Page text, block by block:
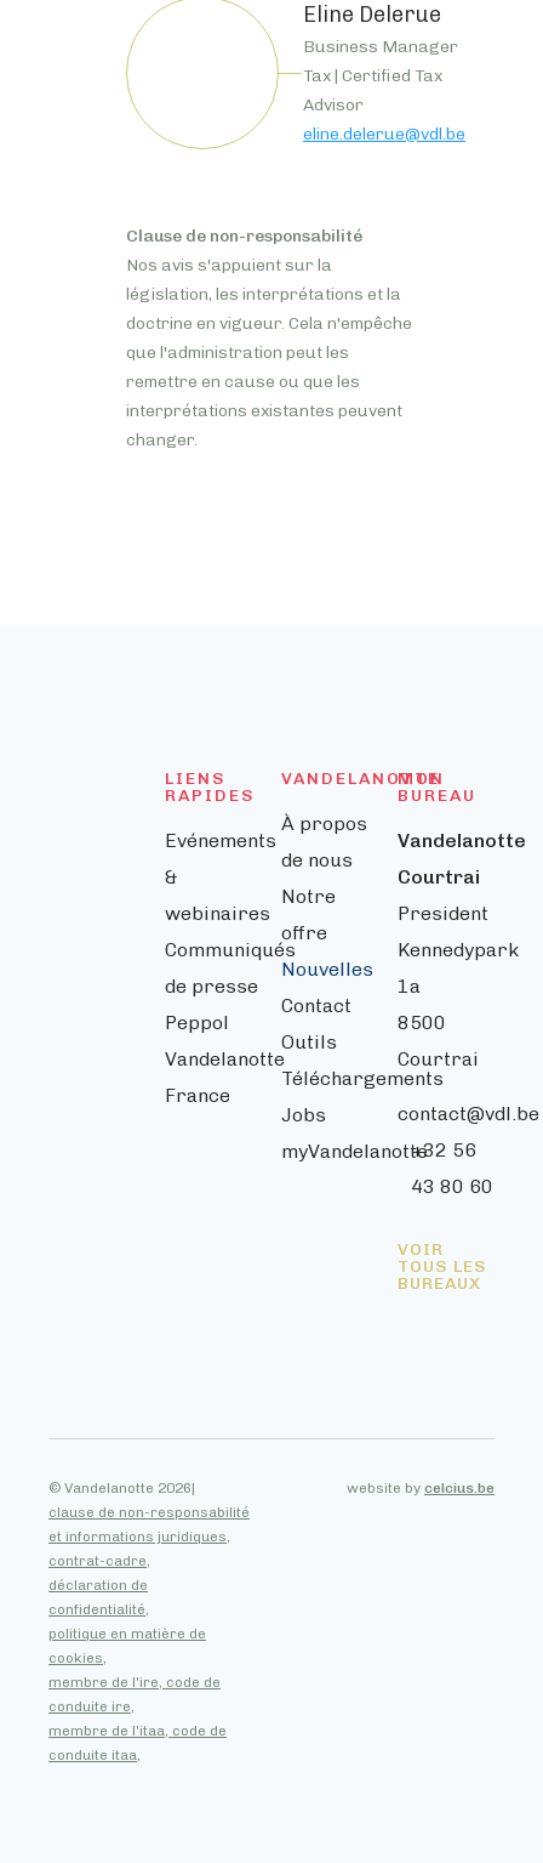
Eline Delerue
Business Manager
Tax | Certified Tax
Advisor
eline.delerue@vdl.be
Clause de non-responsabilité
Nos avis s'appuient sur la
législation, les interprétations et la
doctrine en vigueur. Cela n'empêche
que l'administration peut les
remettre en cause ou que les
interprétations existantes peuvent
changer.
LIENS
RAPIDES
Evénements
&
webinaires
Communiqués
de presse
Peppol
Vandelanotte
France
VANDELANOTTE
À propos
de nous
Notre
offre
Nouvelles
Contact
Outils
Téléchargements
Jobs
myVandelanotte
MON
BUREAU
Vandelanotte
Courtrai
President
Kennedypark
1a
8500
Courtrai
contact@vdl.be
+32 56
43 80 60
VOIR
TOUS LES
BUREAUX
© Vandelanotte 2026|
clause de non-responsabilité
et informations juridiques,
contrat-cadre,
déclaration de
confidentialité,
politique en matière de
cookies,
membre de l'ire, code de
conduite ire,
membre de l'itaa, code de
conduite itaa,
website by celcius.be